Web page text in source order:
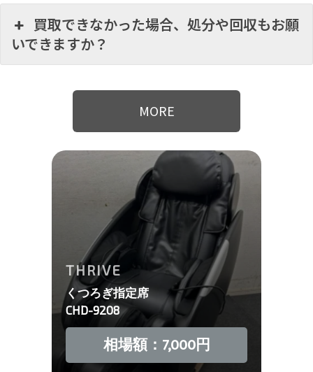
買取できなかった場合、処分や回収もお願
いできますか？
MORE
THRIVE
くつろぎ指定席
CHD-9208
相場額：7,000円